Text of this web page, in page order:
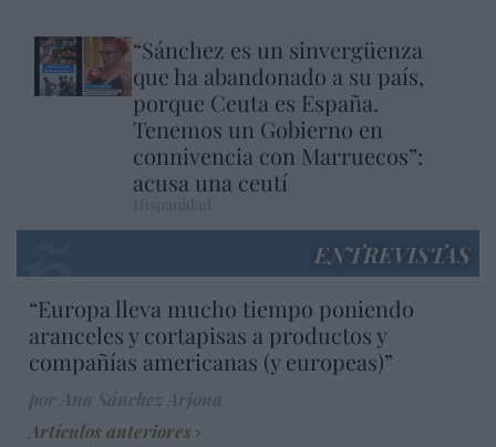
“Sánchez es un sinvergüenza
que ha abandonado a su país,
porque Ceuta es España.
Tenemos un Gobierno en
connivencia con Marruecos”:
acusa una ceutí
ENTREVISTAS
“Europa lleva mucho tiempo poniendo
aranceles y cortapisas a productos y
compañías americanas (y europeas)”
Artículos anteriores